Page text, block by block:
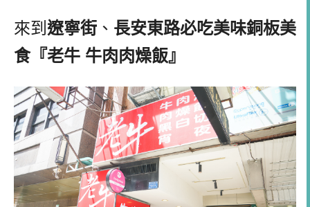
來到 遼寧街 、 長安東路必吃美味銅板美
食『老牛 牛肉肉燥飯』